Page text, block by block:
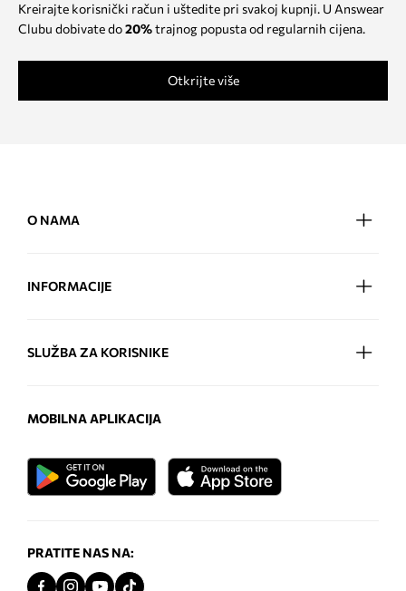
Kreirajte korisnički račun i uštedite pri svakoj kupnji. U Answear
Clubu dobivate do20%trajnog popusta od regularnih cijena.
Otkrijte više
O NAMA
INFORMACIJE
SLUŽBA ZA KORISNIKE
MOBILNA APLIKACIJA
PRATITE NAS NA: